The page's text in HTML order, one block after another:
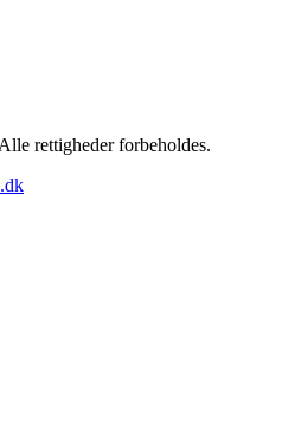
rettigheder forbeholdes.